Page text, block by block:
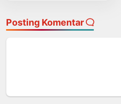
Posting Komentar